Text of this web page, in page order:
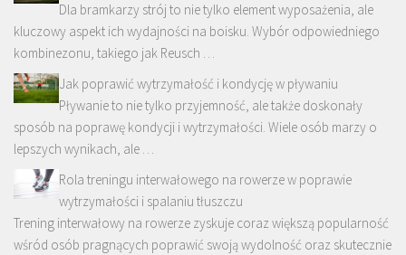
Dla bramkarzy strój to nie tylko element wyposażenia, ale
kluczowy aspekt ich wydajności na boisku. Wybór odpowiedniego
kombinezonu, takiego jak Reusch …
Jak poprawić wytrzymałość i kondycję w pływaniu
Pływanie to nie tylko przyjemność, ale także doskonały
sposób na poprawę kondycji i wytrzymałości. Wiele osób marzy o
lepszych wynikach, ale …
Rola treningu interwałowego na rowerze w poprawie
wytrzymałości i spalaniu tłuszczu
Trening interwałowy na rowerze zyskuje coraz większą popularność
wśród osób pragnących poprawić swoją wydolność oraz skutecznie